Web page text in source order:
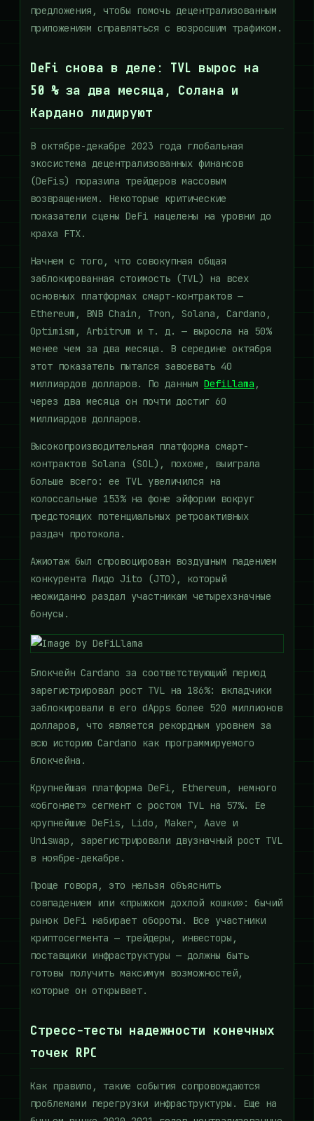
предложения, чтобы помочь децентрализованным
приложениям справляться с возросшим трафиком.
DeFi снова в деле: TVL вырос на
50 % за два месяца, Солана и
Кардано лидируют
В октябре-декабре 2023 года глобальная
экосистема децентрализованных финансов
(DeFis) поразила трейдеров массовым
возвращением. Некоторые критические
показатели сцены DeFi нацелены на уровни до
краха FTX.
Начнем с того, что совокупная общая
заблокированная стоимость (TVL) на всех
основных платформах смарт-контрактов —
Ethereum, BNB Chain, Tron, Solana, Cardano,
Optimism, Arbitrum и т. д. — выросла на 50%
менее чем за два месяца. В середине октября
этот показатель пытался завоевать 40
миллиардов долларов. По данным DefiLlama ,
через два месяца он почти достиг 60
миллиардов долларов.
Высокопроизводительная платформа смарт-
контрактов Solana (SOL), похоже, выиграла
больше всего: ее TVL увеличился на
колоссальные 153% на фоне эйфории вокруг
предстоящих потенциальных ретроактивных
раздач протокола.
Ажиотаж был спровоцирован воздушным падением
конкурента Лидо Jito (JTO), который
неожиданно раздал участникам четырехзначные
бонусы.
Блокчейн Cardano за соответствующий период
зарегистрировал рост TVL на 186%: вкладчики
заблокировали в его dApps более 520 миллионов
долларов, что является рекордным уровнем за
всю историю Cardano как программируемого
блокчейна.
Крупнейшая платформа DeFi, Ethereum, немного
«обгоняет» сегмент с ростом TVL на 57%. Ее
крупнейшие DeFis, Lido, Maker, Aave и
Uniswap, зарегистрировали двузначный рост TVL
в ноябре-декабре.
Проще говоря, это нельзя объяснить
совпадением или «прыжком дохлой кошки»: бычий
рынок DeFi набирает обороты. Все участники
криптосегмента — трейдеры, инвесторы,
поставщики инфраструктуры — должны быть
готовы получить максимум возможностей,
которые он открывает.
Стресс-тесты надежности конечных
точек RPC
Как правило, такие события сопровождаются
проблемами перегрузки инфраструктуры. Еще на